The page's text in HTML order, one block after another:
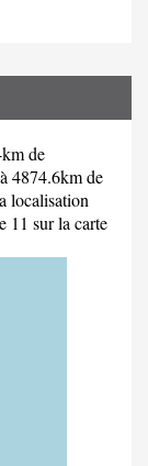
de
4874.6km de
localisation
11 sur la carte